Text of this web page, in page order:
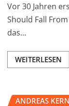
Vor 30 Jahren
Should Fall
das…
WEITERLESEN
ANDREAS